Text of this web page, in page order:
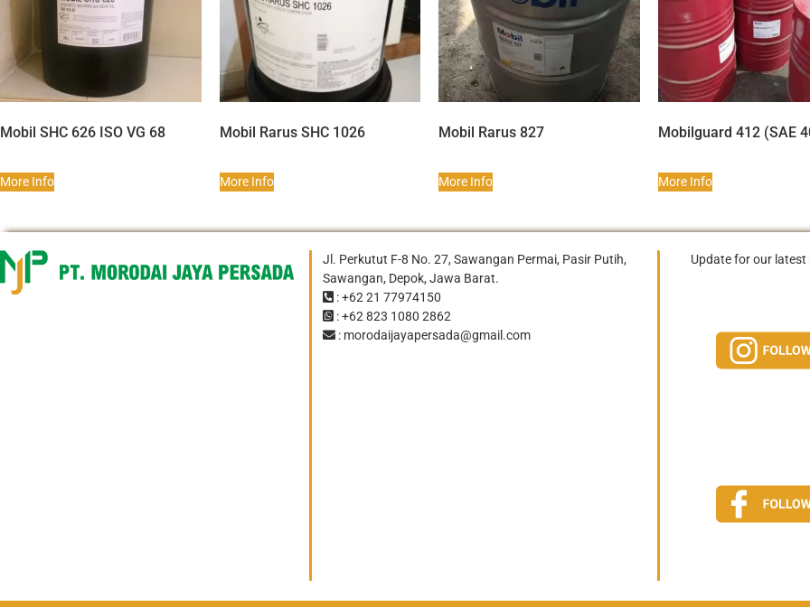
Mobil SHC 626 ISO VG 68
More Info
Mobil Rarus SHC 1026
More Info
Mobil Rarus 827
More Info
Mobilguard 412 (SAE
More Info
Jl. Perkutut F-8 No. 27, Sawangan Permai, Pasir Putih,
Sawangan, Depok, Jawa Barat.
: +62 21 77974150
: +62 823 1080 2862
: morodaijayapersada@gmail.com
Update for our latest